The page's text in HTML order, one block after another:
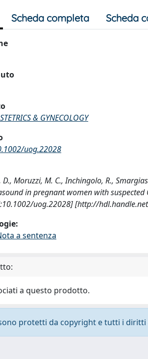
Scheda completa Scheda
& GYNECOLOGY
uog.22028
Moruzzi, M. C., Inchingolo, R.,
in pregnant women with suspected
uog.22028] [http://
a sentenza
a questo prodotto.
protetti da copyright e tutti i